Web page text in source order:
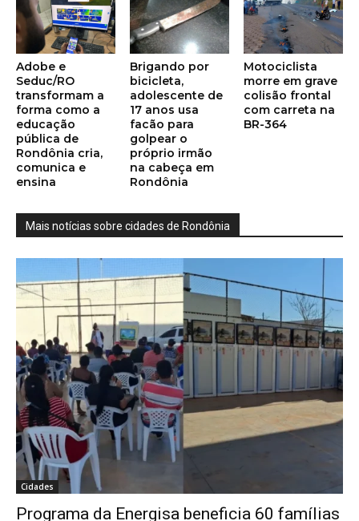
Adobe e
Seduc/RO
transformam a
forma como a
educação
pública de
Rondônia cria,
comunica e
ensina
Brigando por
bicicleta,
adolescente de
17 anos usa
facão para
golpear o
próprio irmão
na cabeça em
Rondônia
Motociclista
morre em grave
colisão frontal
com carreta na
BR-364
Mais notícias sobre cidades de Rondônia
Cidades
Programa da Energisa beneficia 60 famílias